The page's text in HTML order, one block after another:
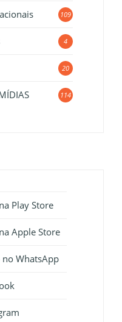
109
4
20
114
Play Store
Apple Store
WhatsApp